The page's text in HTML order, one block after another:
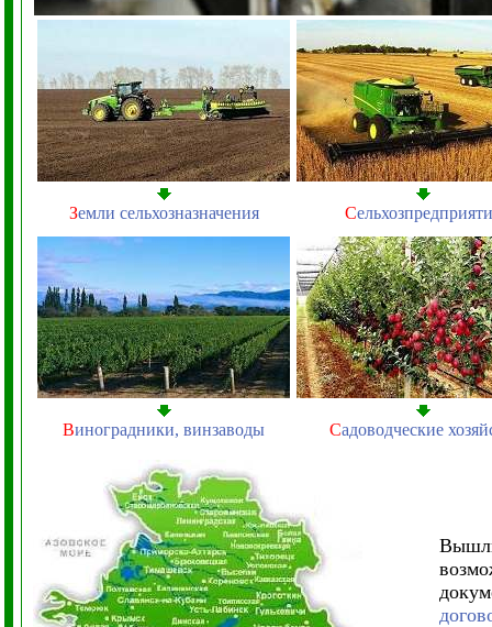
Земли сельхозназначения С
Виноградники, винзаводы Садоводческие